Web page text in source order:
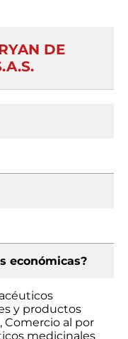
DE
económicas?
y productos
Comercio al por
medicinales